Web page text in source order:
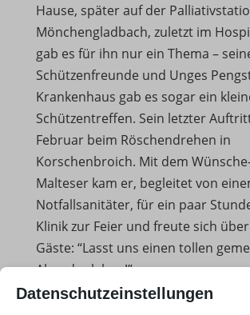
Hause, später auf der
Mönchengladbach, zuletzt im
gab es für ihn nur ein Thema –
Schützenfreunde und Unges
Krankenhaus gab es sogar ein
Schützentreffen. Sein letzter
Februar beim Röschendrehen in
Korschenbroich. Mit dem
Malteser kam er, begleitet von
Notfallsanitäter, für ein paar
Klinik zur Feier und freute sich
Gäste: “Lasst uns einen tollen
Abend erleben!”
Danach wurde es still um Rajan
Datenschutzeinstellungen